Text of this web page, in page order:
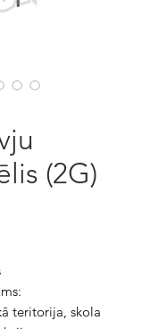
(2G)
teritorija, skola